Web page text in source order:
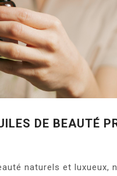
DE BEAUTÉ
naturels et luxueux,